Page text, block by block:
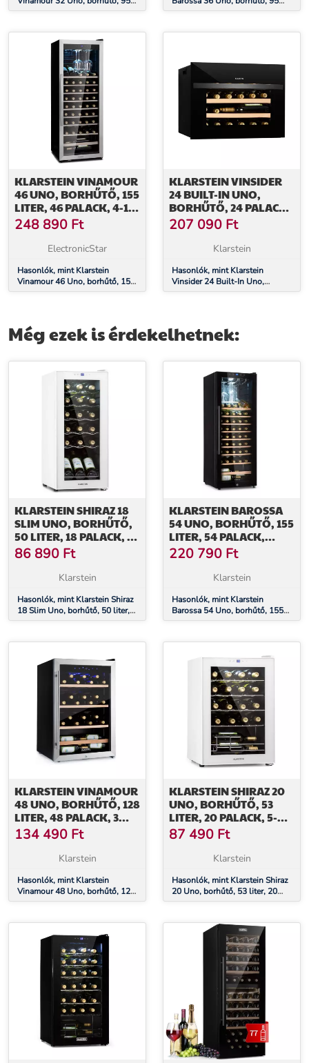
liter, 36 palack, 4-18 °C, 1 zóna,
liter, 36 palack, 1 zóna,
KLARSTEIN VINAMOUR
46 UNO, BORHŰTŐ, 155
LITER, 46 PALACK, 4-18
°C, 1
ZÓNA,ROZSDAMENTES
248 890 Ft
ElectronicStar
Hasonlók, mint Klarstein
Vinamour 46 Uno, borhűtő, 155
liter, 46 palack, 4-18 °C, 1
KLARSTEIN VINSIDER
24 BUILT-IN UNO,
BORHŰTŐ, 24 PALACK,
G
ENERGIAHATÉKONYSÁGI
OSZTÁLY, 1 ZÓNA
207 090 Ft
Klarstein
Hasonlók, mint Klarstein
Vinsider 24 Built-In Uno,
borhűtő, 24 palack, G
Még ezek is érdekelhetnek:
KLARSTEIN SHIRAZ 18
SLIM UNO, BORHŰTŐ,
50 LITER, 18 PALACK, 5-
18°C,
ÉRINTŐKÉPERNYŐS
VEZÉRLŐPANEL
86 890 Ft
Klarstein
Hasonlók, mint Klarstein Shiraz
18 Slim Uno, borhűtő, 50 liter,
18 palack, 5-18°C,
KLARSTEIN BAROSSA
54 UNO, BORHŰTŐ, 155
LITER, 54 PALACK,
ÜVEGAJTÓ,
ÉRINTŐKÉPERNYŐS
220 790 Ft
Klarstein
Hasonlók, mint Klarstein
Barossa 54 Uno, borhűtő, 155
liter, 54 palack, üvegajtó,
KLARSTEIN VINAMOUR
48 UNO, BORHŰTŐ, 128
LITER, 48 PALACK, 3
POLC, 4 - 18 °C,
ROZSDAMENTES ACÉL
134 490 Ft
Klarstein
Hasonlók, mint Klarstein
Vinamour 48 Uno, borhűtő, 128
liter, 48 palack, 3 polc, 4 - 18
KLARSTEIN SHIRAZ 20
UNO, BORHŰTŐ, 53
LITER, 20 PALACK, 5-
18°C,
ÉRINTŐKÉPERNYŐS
VEZÉRLŐPANEL
87 490 Ft
Klarstein
Hasonlók, mint Klarstein Shiraz
20 Uno, borhűtő, 53 liter, 20
palack, 5-18°C, érintőképernyős